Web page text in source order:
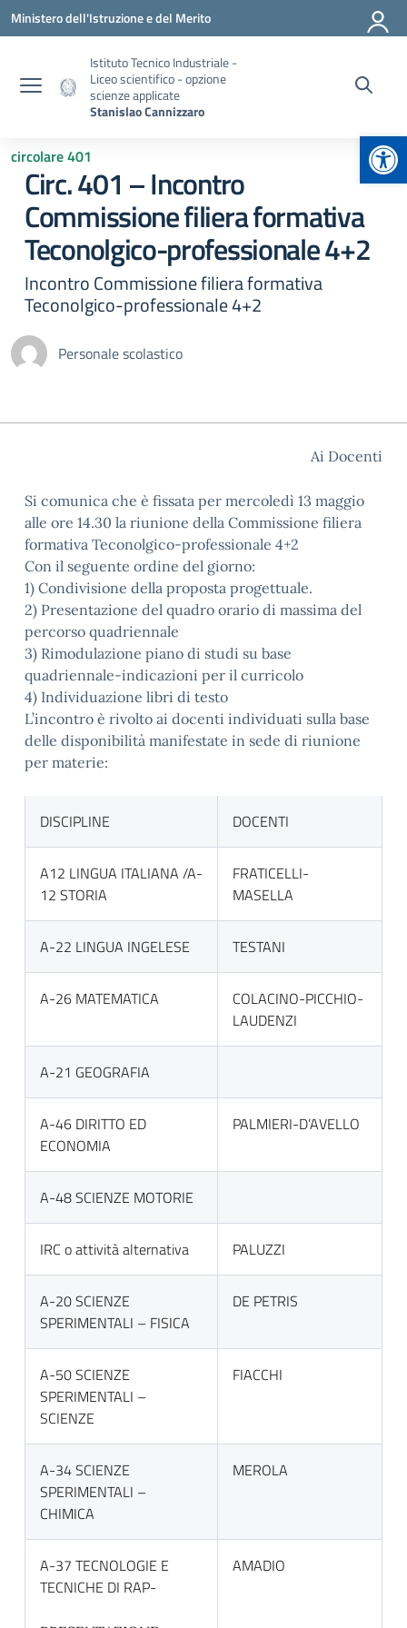
Vai ai contenuti
Vai al menu di navigazione
Vai al footer
Ministero dell'Istruzione e del Merito
Istituto Tecnico Industriale -
Liceo scientifico - opzione
scienze applicate
Stanislao Cannizzaro
circolare 401
Circ. 401 – Incontro
Commissione filiera formativa
Teconolgico-professionale 4+2
Incontro Commissione filiera formativa
Teconolgico-professionale 4+2
Personale scolastico
Ai Docenti
Si comunica che è fissata per mercoledì 13 maggio
alle ore 14.30 la riunione della Commissione filiera
formativa Teconolgico-professionale 4+2
Con il seguente ordine del giorno:
1) Condivisione della proposta progettuale.
2) Presentazione del quadro orario di massima del
percorso quadriennale
3) Rimodulazione piano di studi su base
quadriennale-indicazioni per il curricolo
4) Individuazione libri di testo
L’incontro è rivolto ai docenti individuati sulla base
delle disponibilità manifestate in sede di riunione
per materie:
DISCIPLINE DOCENTI
A12 LINGUA ITALIANA /A-
12 STORIA
FRATICELLI-
MASELLA
A-22 LINGUA INGELESE TESTANI
A-26 MATEMATICA
COLACINO-PICCHIO-
LAUDENZI
A-21 GEOGRAFIA
A-46 DIRITTO ED
ECONOMIA
PALMIERI-D’AVELLO
A-48 SCIENZE MOTORIE
IRC o attività alternativa PALUZZI
A-20 SCIENZE
SPERIMENTALI – FISICA
DE PETRIS
A-50 SCIENZE
SPERIMENTALI –
SCIENZE
FIACCHI
A-34 SCIENZE
SPERIMENTALI –
CHIMICA
MEROLA
A-37 TECNOLOGIE E
TECNICHE DI RAP-
AMADIO